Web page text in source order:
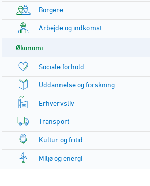
Borgere
Arbejde og indkomst
Økonomi
Sociale forhold
Uddannelse og forskning
Erhvervsliv
Transport
Kultur og fritid
Miljø og energi